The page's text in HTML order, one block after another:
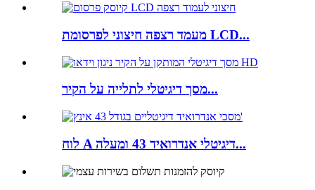
מעמד רצפה חיצוני לפרסומת LCD...
מסך דיגיטלי לתלייה על הקיר...
לוח A דיגיטלי אנדרואיד 43 ומעלה...